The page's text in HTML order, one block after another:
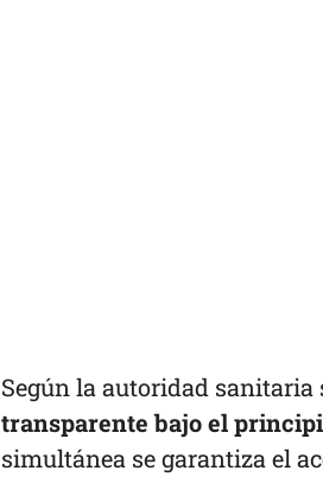
Según la autoridad sanitaria
transparente bajo el
simultánea se garantiza el